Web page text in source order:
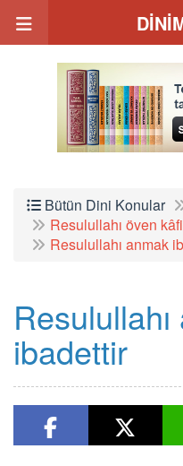
Bütün Dini Konular
Resulullahı öven
Resulullahı anmak
ibadettir